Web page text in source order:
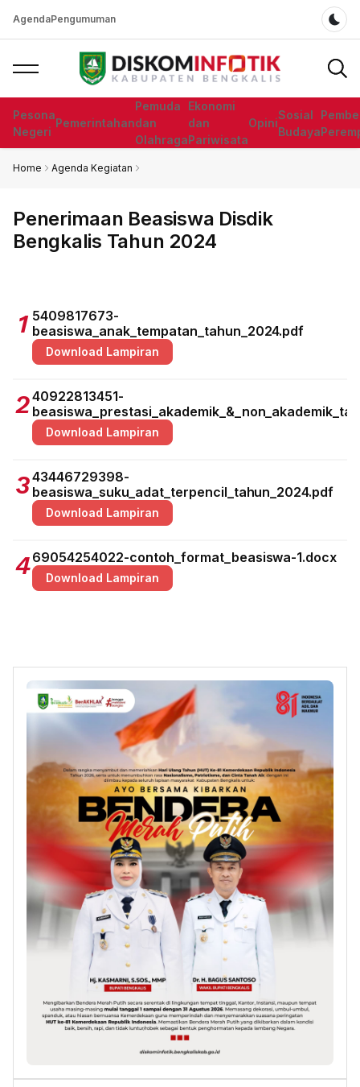
AgendaPengumuman
Pesona
Negeri
Pemerintahan
Pemuda
dan
Olahraga
Ekonomi
dan
Pariwisata
Opini
Sosial
Budaya
Home Agenda Kegiatan
Penerimaan Beasiswa Disdik
Bengkalis Tahun 2024
1 5409817673-
beasiswa_anak_tempatan_tahun_2024.pdf
Download Lampiran
240922813451-
Download Lampiran
343446729398-
beasiswa_suku_adat_terpencil_tahun_2024.pdf
Download Lampiran
469054254022-contoh_format_beasiswa-1.docx
Download Lampiran